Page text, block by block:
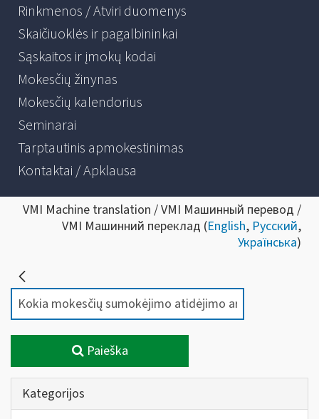
Rinkmenos / Atviri duomenys
Skaičiuoklės ir pagalbininkai
Sąskaitos ir įmokų kodai
Mokesčių žinynas
Mokesčių kalendorius
Seminarai
Tarptautinis apmokestinimas
Kontaktai / Apklausa
VMI Machine translation / VMI Машинный перевод /
VMI Машинний переклад (English, Русский,
Українська)
Paieška
Kategorijos